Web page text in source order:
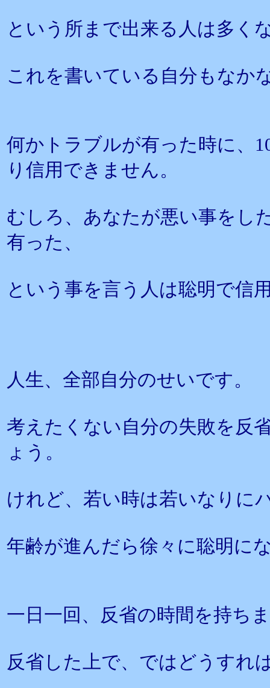
という所まで出来る人は多く
これを書いている自分もなか
何かトラブルが有った時に、
り信用できません。
むしろ、あなたが悪い事をし
有った、
という事を言う人は聡明で信
人生、全部自分のせいです。
考えたくない自分の失敗を反
ょう。
けれど、若い時は若いなりに
年齢が進んだら徐々に聡明に
一日一回、反省の時間を持ち
反省した上で、ではどうすれ